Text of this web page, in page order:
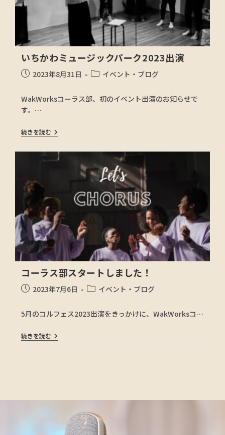
いちかわミュージックパーク2023出演
2023年8月31日 イベント・ブログ
WakWorksコーラス部、初のイベント出演のお知らせで
す。…
続きを読む
コーラス部スタートしました！
2023年7月6日 イベント・ブログ
5月のコルフェス2023出演をきっかけに、WakWorksコ…
続きを読む